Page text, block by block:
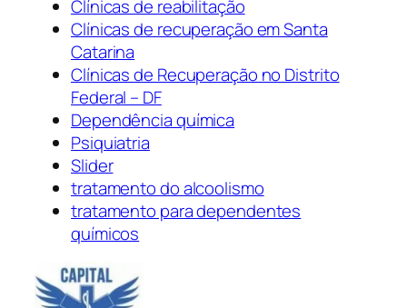
Clínicas de reabilitação
Clínicas de recuperação em Santa
Catarina
Clínicas de Recuperação no Distrito
Federal – DF
Dependência química
Psiquiatria
Slider
tratamento do alcoolismo
tratamento para dependentes
químicos